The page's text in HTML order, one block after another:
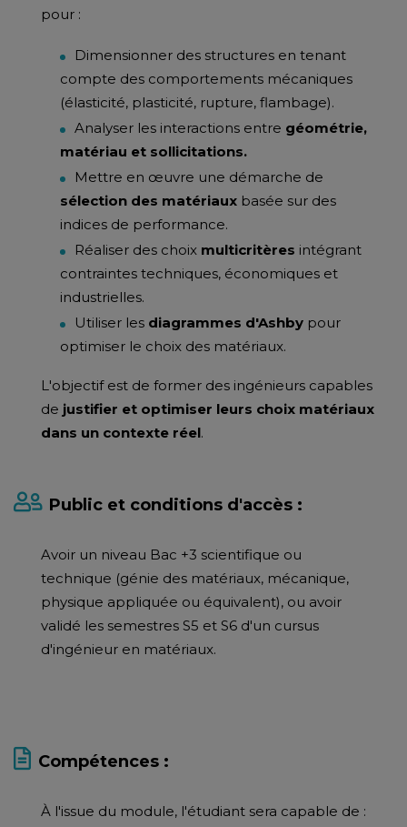
pour :
Dimensionner des structures en tenant
compte des comportements mécaniques
(élasticité, plasticité, rupture, flambage).
Analyser les interactions entre géométrie,
matériau et sollicitations.
Mettre en œuvre une démarche de
sélection des matériaux basée sur des
indices de performance.
Réaliser des choix multicritères intégrant
contraintes techniques, économiques et
industrielles.
Utiliser les diagrammes d'Ashby pour
optimiser le choix des matériaux.
L'objectif est de former des ingénieurs capables
de justifier et optimiser leurs choix matériaux
dans un contexte réel.
Public et conditions d'accès :
Avoir un niveau Bac +3 scientifique ou
technique (génie des matériaux, mécanique,
physique appliquée ou équivalent), ou avoir
validé les semestres S5 et S6 d'un cursus
d'ingénieur en matériaux.
Compétences :
À l'issue du module, l'étudiant sera capable de :